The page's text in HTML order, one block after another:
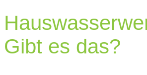
Gibt es das?